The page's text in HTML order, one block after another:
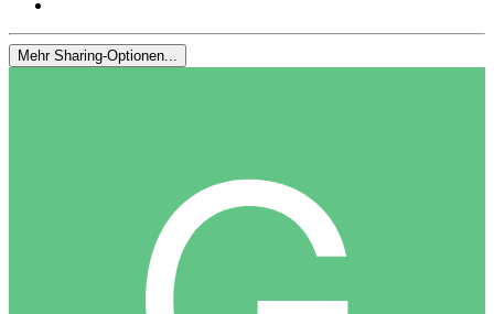
Mehr Sharing-Optionen...